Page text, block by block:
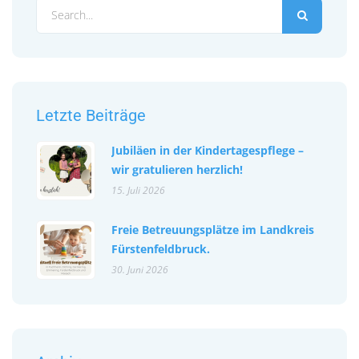
Letzte Beiträge
Jubiläen in der Kindertagespflege –
wir gratulieren herzlich!
15. Juli 2026
Freie Betreuungsplätze im Landkreis
Fürstenfeldbruck.
30. Juni 2026